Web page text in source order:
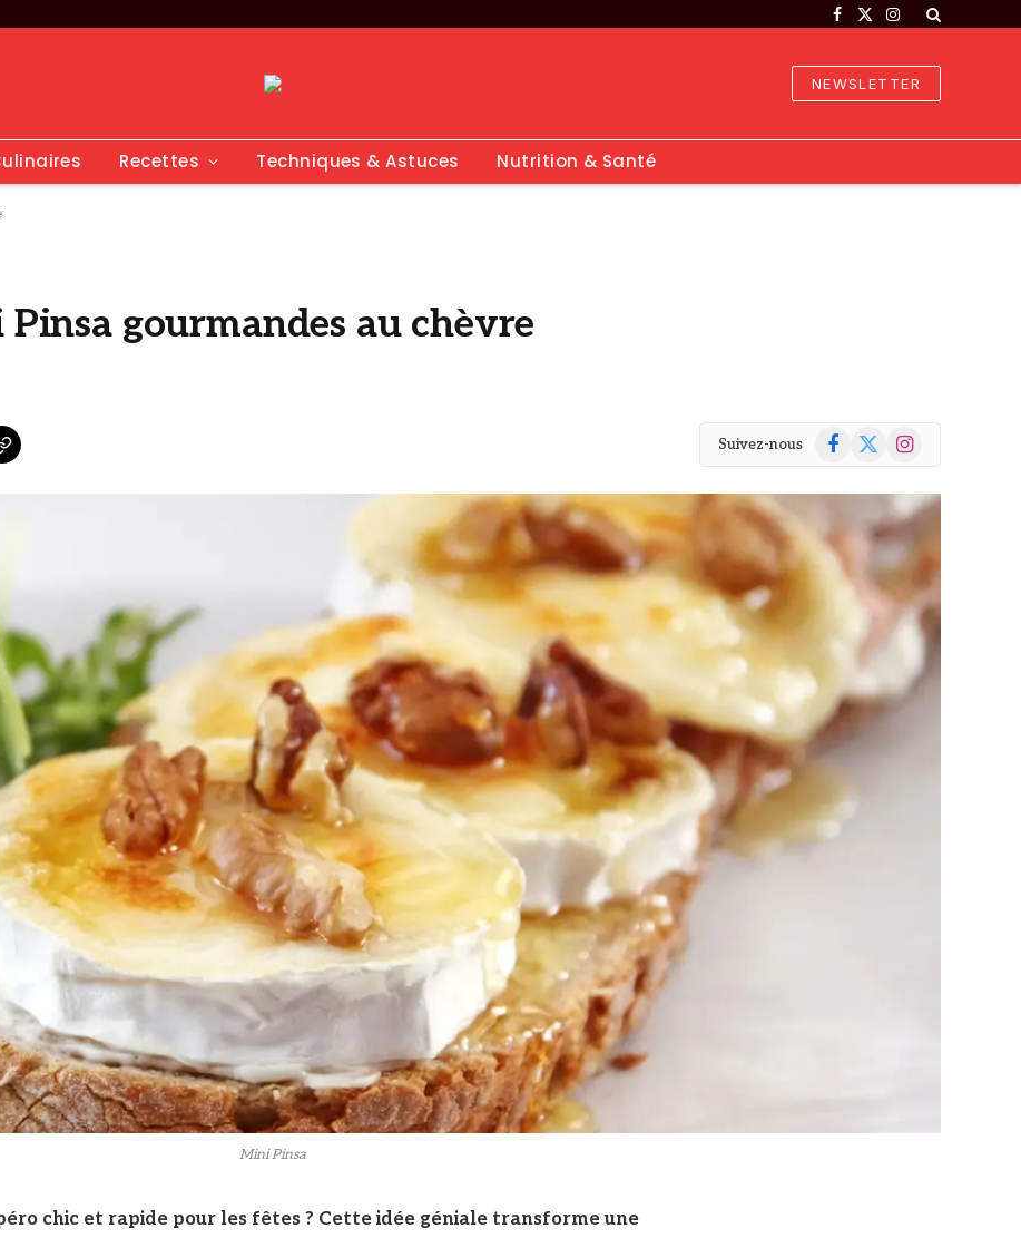
Facebook
X
Instagram
NEWSLETTER
Recettes Techniques & Astuces Nutrition & Santé
gourmandes au chèvre
Suivez-nous Facebook
X
Instagram
Mini Pinsa
chic et rapide pour les fêtes ? Cette idée géniale transforme une